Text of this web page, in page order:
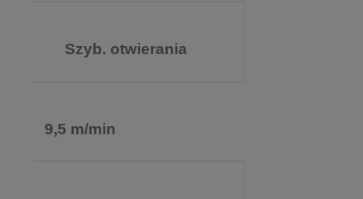
Szyb. otwierania
9,5 m/min